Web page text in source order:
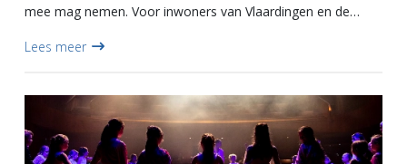
mee mag nemen. Voor inwoners van Vlaardingen en de
als Cur...
Lees meer